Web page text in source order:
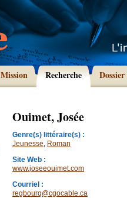
Mission Recherche Dossier
Ouimet, Josée
Genre(s) littéraire(s) :
Jeunesse, Roman
Site Web :
www.joseeouimet.com
Courriel :
regbourq@cgocable.ca